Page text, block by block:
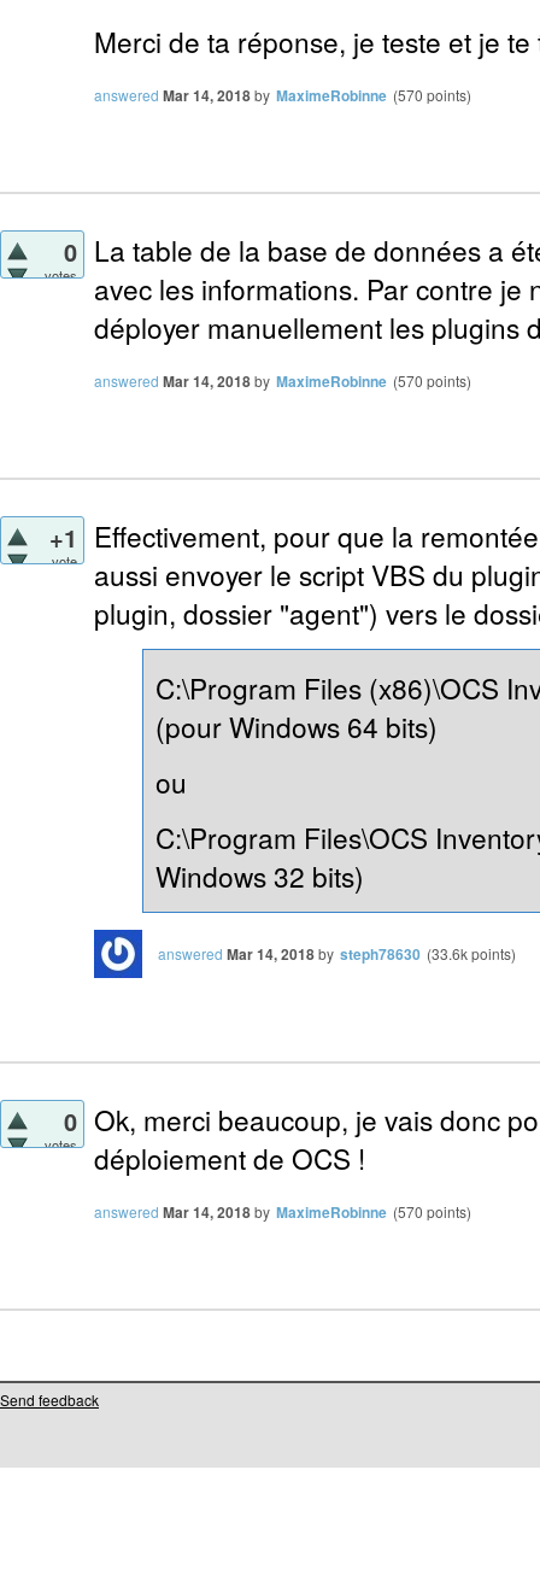
Merci de ta réponse, je teste et je
answered Mar 14, 2018by MaximeRobinne (570 points)
0
votes
La table de la base de données a
avec les informations. Par contre je
déployer manuellement les plugins
answered Mar 14, 2018by MaximeRobinne (570 points)
+1
vote
Effectivement, pour que la
aussi envoyer le script VBS du
plugin, dossier "agent") vers le
C:\Program Files (x86)\OCS
(pour Windows 64 bits)
ou
C:\Program Files\OCS
Windows 32 bits)
answered Mar 14, 2018by steph78630 (33.6kpoints)
0
votes
Ok, merci beaucoup, je vais donc
déploiement de OCS !
answered Mar 14, 2018by MaximeRobinne (570 points)
Send feedback